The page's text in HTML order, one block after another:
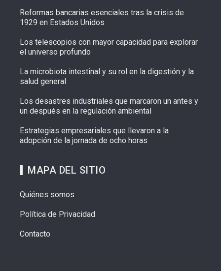
Reformas bancarias esenciales tras la crisis de
1929 en Estados Unidos
Los telescopios con mayor capacidad para explorar
el universo profundo
La microbiota intestinal y su rol en la digestión y la
salud general
Los desastres industriales que marcaron un antes y
un después en la regulación ambiental
Estrategias empresariales que llevaron a la
adopción de la jornada de ocho horas
MAPA DEL SITIO
Quiénes somos
Política de Privacidad
Contacto